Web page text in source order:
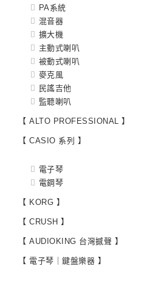
PA系統
混音器
擴大機
主動式喇叭
被動式喇叭
麥克風
民謠吉他
監聽喇叭
【 ALTO PROFESSIONAL 】
【 CASIO 系列 】
電子琴
電鋼琴
【 KORG 】
【 CRUSH 】
【 AUDIOKING 台灣撼聲 】
【 電子琴｜鍵盤樂器 】